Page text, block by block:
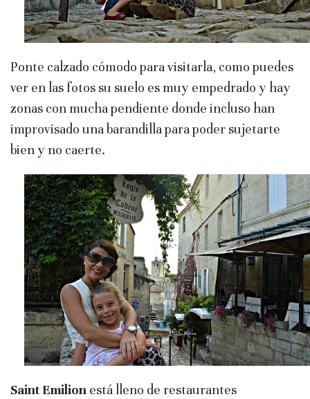
Ponte calzado cómodo para visitarla, como puedes
ver en las fotos su suelo es muy empedrado y hay
zonas con mucha pendiente donde incluso han
improvisado una barandilla para poder sujetarte
bien y no caerte.
Saint Emilion está lleno de restaurantes